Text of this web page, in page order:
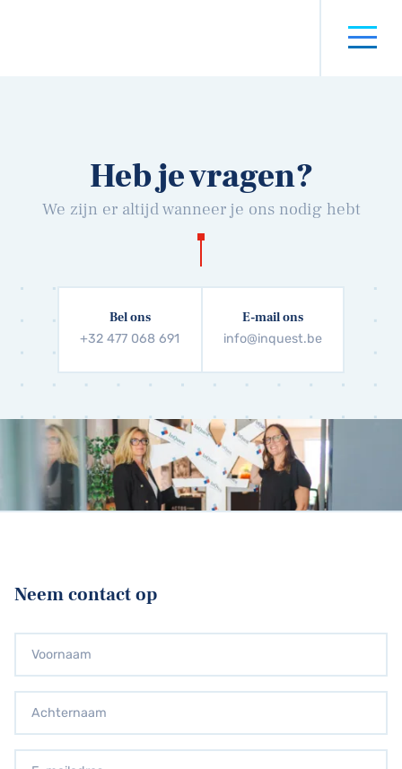
Heb je vragen?
We zijn er altijd wanneer je ons nodig hebt
Bel ons
+32 477 068 691
E-mail ons
info@inquest.be
Neem contact op